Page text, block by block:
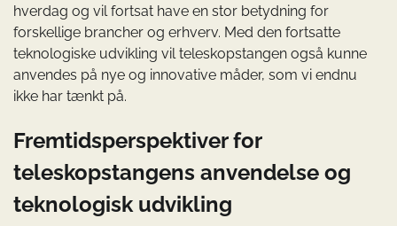
hverdag og vil fortsat have en stor betydning for
forskellige brancher og erhverv. Med den fortsatte
teknologiske udvikling vil teleskopstangen også kunne
anvendes på nye og innovative måder, som vi endnu
ikke har tænkt på.
Fremtidsperspektiver for
teleskopstangens anvendelse og
teknologisk udvikling